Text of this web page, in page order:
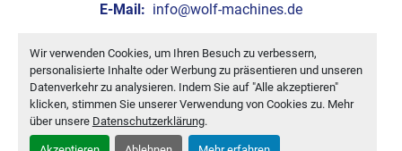
Wir verwenden Cookies, um Ihren Besuch zu verbessern,
personalisierte Inhalte oder Werbung zu präsentieren und unseren
Datenverkehr zu analysieren. Indem Sie auf "Alle akzeptieren"
klicken, stimmen Sie unserer Verwendung von Cookies zu. Mehr
über unsere Datenschutzerklärung.
E-Mail: info@wolf-machines.de
Cookie-Einstellungen
Machinio System-Website vonMachinio